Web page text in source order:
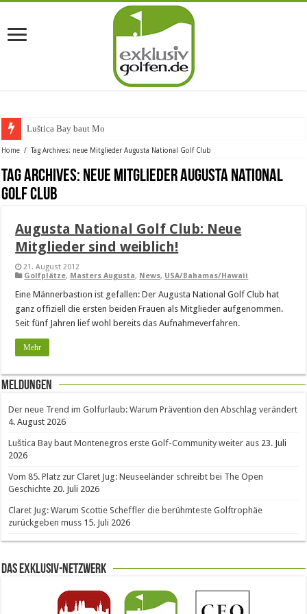
Luštica Bay baut Monten
Home / Tag Archives: neue Mitglieder Augusta National Golf Club
Tag Archives: neue Mitglieder Augusta National
Golf Club
Augusta National Golf Club: Neue
Mitglieder sind weiblich!
21. August 2012
Golfplätze, Masters Augusta, News, USA/Bahamas/Hawaii
Eine Männerbastion ist gefallen: Der Augusta National Golf Club hat
ganz offiziell die ersten beiden Frauen als Mitglieder aufgenommen.
Seit fünf Jahren lief wohl bereits das Aufnahmeverfahren.
Mehr
Meldungen
Der neue Trend im Golfurlaub: Warum Prävention den Abschlag verändert
4. August 2026
Luštica Bay baut Montenegros erste Golf-Community weiter aus 23. Juli
2026
Vom 85. Platz zur Claret Jug: Neuseeländer schreibt bei The Open
Geschichte 20. Juli 2026
Claret Jug: Warum Scottie Scheffler die berühmteste Golftrophäe
zurückgeben muss 15. Juli 2026
Das Exklusiv-Netzwerk